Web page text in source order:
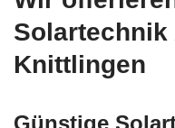
Solartechnik
Knittlingen
Günstige